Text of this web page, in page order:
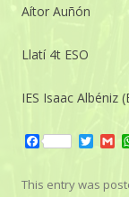
Aítor Auñón
Llatí 4t ESO
IES Isaac Albéniz
F
e
T
t
G
i
This entry was